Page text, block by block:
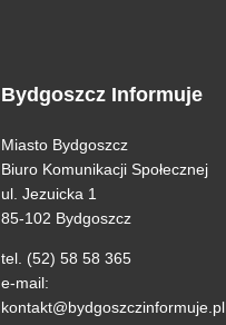
Bydgoszcz Informuje
Miasto Bydgoszcz
Biuro Komunikacji Społecznej
ul. Jezuicka 1
85-102 Bydgoszcz
tel. (52) 58 58 365
e-mail:
kontakt@bydgoszczinformuje.pl